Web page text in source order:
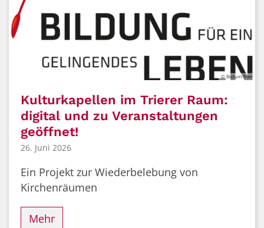
© Bistum Trier
Kulturkapellen im Trierer Raum:
digital und zu Veranstaltungen
geöffnet!
26. Juni 2026
Ein Projekt zur Wiederbelebung von
Kirchenräumen
Mehr